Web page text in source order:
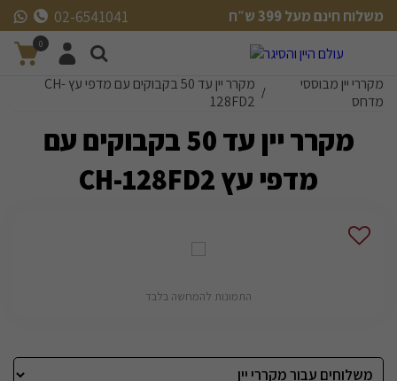
משלוח חינם מעל 399 ש״ח
משלוח חינם מעל 399 ש״ח
02-6541041
0
מקררי יין מבוססי
מדחס
/
מקרר יין עד 50 בקבוקים עם מדפי עץ CH-
128FD2
מקרר יין עד 50 בקבוקים עם
מדפי עץ CH-128FD2
התמונות להמחשה בלבד